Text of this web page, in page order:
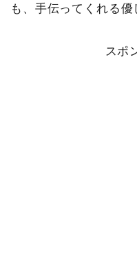
も、手伝ってくれる優
スポ